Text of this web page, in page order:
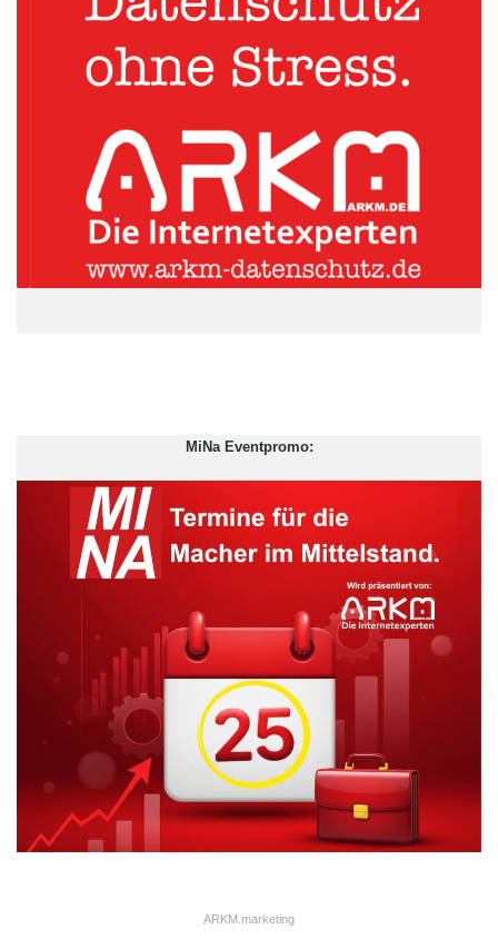
realisieren ließen. Denn standardisierte Prozesse zu schaffen,
die schnelles und sicheres Wachstum ermöglichen, war einer
der Hauptwünsche an die neue IT-Struktur. Ein anderer Wunsch
Bedarf an telefonischer Abstimmung mit den in- und
ausländischen Partnern und Lieferanten aufliefen, zu
minimieren.
Wachstum erfordert Profilierung, denn „die Logistikwelt kennt
viele Gesichter – nur wenige kann man sich merken“, so
Geschäftsführer Matthias Papp, der nun auch in IT-Belangen
den Beweis antreten wollte, nicht nur einer unter vielen, sondern
eine unverwechselbare, qualitätsbewusste Marke zu sein.
ARKM.marketing
MiNa Eventpromo:
ARKM.marketing